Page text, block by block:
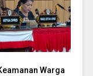
Warga